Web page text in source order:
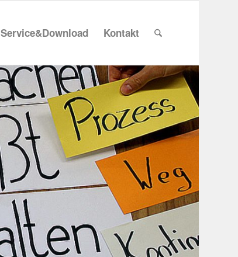
Service&Download Kontakt